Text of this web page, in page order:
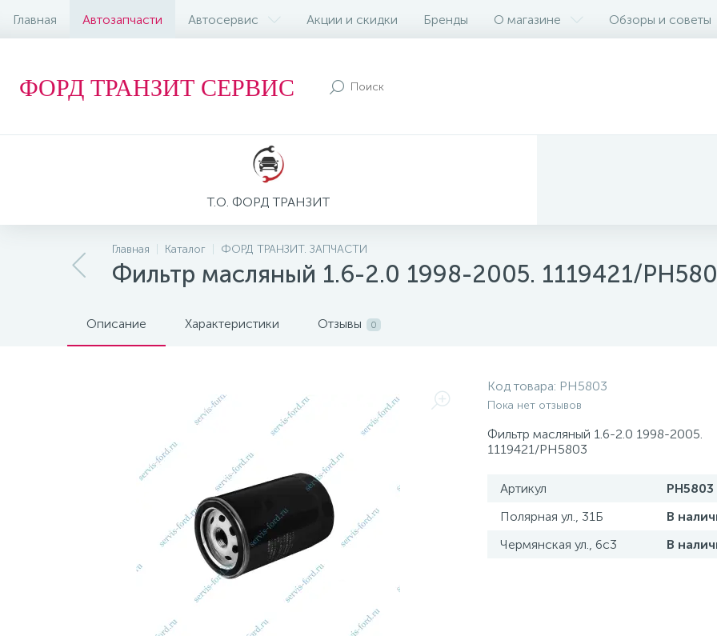
Главная Автозапчасти Автосервис Акции и скидки Бренды О магазине Обзоры и советы
ФОРД ТРАНЗИТ СЕРВИС
Т.О. ФОРД ТРАНЗИТ
Главная Каталог ФОРД ТРАНЗИТ. ЗАПЧАСТИ
Фильтр масляный 1.6-2.0 1998-2005. 1119421/
Описание Характеристики Отзывы 0
Код товара: PH5803
Пока нет отзывов
Фильтр масляный 1.6-2.0 1998-2005.
1119421/PH5803
Артикул
PH5803
Полярная ул., 31Б
В
Чермянская ул., 6с3
В